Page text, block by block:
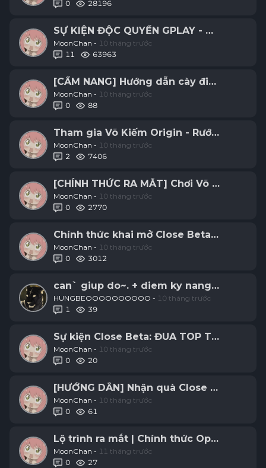
0
28196
SỰ KIỆN ĐỘC QUYỀN GPLAY - BÁO DANH
MoonChan - 10 tháng trước
11
63963
[CẨM NANG] Hướng dẫn cày điểm Uy
MoonChan - 10 tháng trước
0
88
Tham gia Võ Kiếm Origin - Rước quà
MoonChan - 10 tháng trước
2
7406
[CHÍNH THỨC RA MẮT] Chơi Võ Kiếm -
MoonChan - 10 tháng trước
0
2770
Chính thức khai mở Close Beta - 10:00
MoonChan - 10 tháng trước
0
3012
can` giup do~. + diem ky nang click
HUNGBEOOOOOOOOOO - 10 tháng trước
1
39
Sự kiện Close Beta: ĐUA TOP TỐNG KIM
MoonChan - 10 tháng trước
0
20
[HƯỚNG DẪN] Nhận quà Close Beta -
MoonChan - 10 tháng trước
0
61
Lộ trình ra mắt | Chính thức Open Beta -
MoonChan - 11 tháng trước
0
27